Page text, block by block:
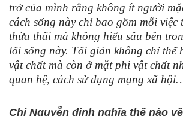
trở của mình rằng không ít người
cách sống này chỉ bao gồm mỗi việc
thừa thãi mà không hiểu sâu bên
lối sống này. Tối giản không chỉ thể
vật chất mà còn ở mặt phi vật chất
quan hệ, cách sử dụng mạng xã
Chi Nguyễn định nghĩa thế nào